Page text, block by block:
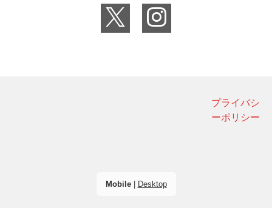
プライバシ
ーポリシー
Mobile| Desktop